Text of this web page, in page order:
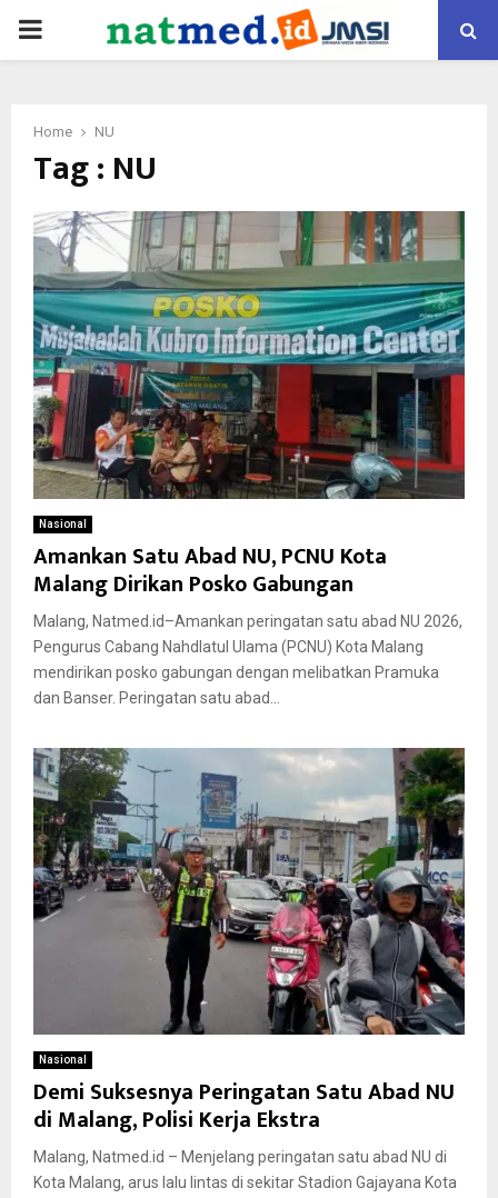
PRIMARY
Home NU
Tag : NU
Nasional
Amankan Satu Abad NU, PCNU Kota
Malang Dirikan Posko Gabungan
Malang, Natmed.id–Amankan peringatan satu abad NU 2026,
Pengurus Cabang Nahdlatul Ulama (PCNU) Kota Malang
mendirikan posko gabungan dengan melibatkan Pramuka
dan Banser. Peringatan satu abad...
Nasional
Demi Suksesnya Peringatan Satu Abad NU
di Malang, Polisi Kerja Ekstra
Malang, Natmed.id – Menjelang peringatan satu abad NU di
Kota Malang, arus lalu lintas di sekitar Stadion Gajayana Kota